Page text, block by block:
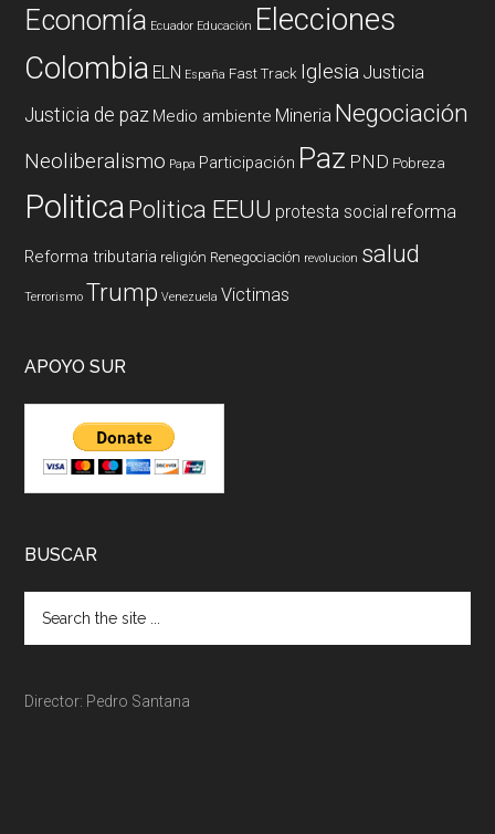
Economía Ecuador Educación Elecciones
Colombia ELN España Fast Track Iglesia Justicia
Justicia de paz Medio ambiente Mineria Negociación
Neoliberalismo Papa Participación Paz PND Pobreza
PoliticaPolitica EEUU protesta social reforma
Reforma tributaria religión Renegociación revolucion salud
Terrorismo Trump Venezuela Victimas
APOYO SUR
BUSCAR
Director: Pedro Santana